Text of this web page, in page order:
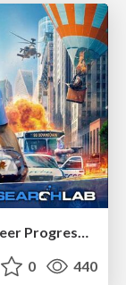
The Mindset for Success: Future Career Progression
0 440